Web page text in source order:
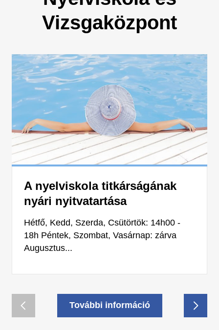
Vizsgaközpont
A nyelviskola titkárságának
nyári nyitvatartása
Hétfő, Kedd, Szerda, Csütörtök: 14h00 -
18h Péntek, Szombat, Vasárnap: zárva
Augusztus...
További információ